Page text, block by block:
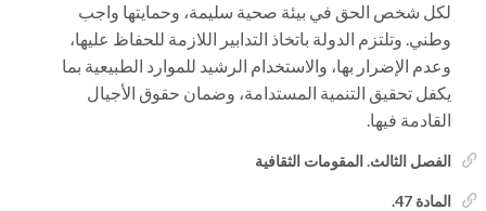
لكل شخص الحق في بيئة صحية سليمة، وحمايتها واجب
وطني. وتلتزم الدولة باتخاذ التدابير اللازمة للحفاظ عليها،
وعدم الإضرار بها، والاستخدام الرشيد للموارد الطبيعية بما
يكفل تحقيق التنمية المستدامة، وضمان حقوق الأجيال
القادمة فيها.
الفصل الثالث. المقومات الثقافية
المادة 47.